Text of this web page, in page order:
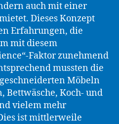
auch mit einer
Dieses Konzept
Erfahrungen, die
mit diesem
Faktor zunehmend
mussten die
Möbeln
Bettwäsche, Koch- und
vielem mehr
ist mittlerweile